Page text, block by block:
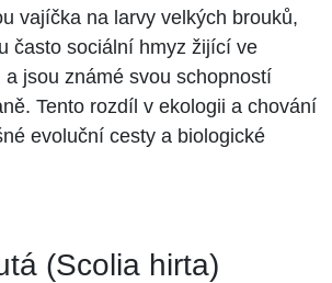
vajíčka na larvy velkých brouků,
často sociální hmyz žijící ve
jsou známé svou schopností
Tento rozdíl v ekologii a chování
evoluční cesty a biologické
(Scolia hirta)